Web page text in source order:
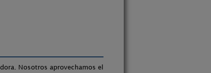
Nosotros aprovechamos el